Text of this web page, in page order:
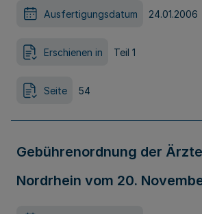
Ausfertigungsdatum 24.01.2006
Erschienen in Teil 1
Seite 54
Gebührenordnung der
Nordrhein vom 20.